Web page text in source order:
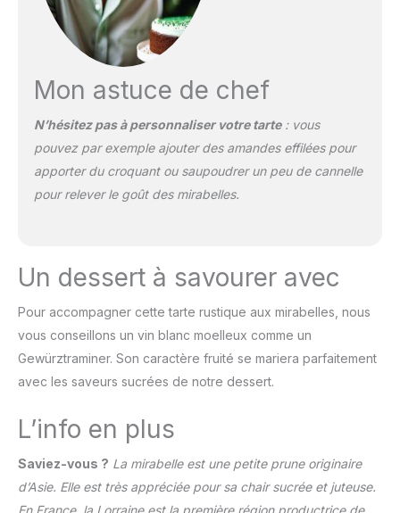
Mon astuce de chef
N’hésitez pas à personnaliser votre tarte: vous
pouvez par exemple ajouter des amandes effilées pour
apporter du croquant ou saupoudrer un peu de cannelle
pour relever le goût des mirabelles.
Un dessert à savourer avec
Pour accompagner cette tarte rustique aux mirabelles, nous
vous conseillons un vin blanc moelleux comme un
Gewürztraminer. Son caractère fruité se mariera parfaitement
avec les saveurs sucrées de notre dessert.
L’info en plus
Saviez-vous ? La mirabelle est une petite prune originaire
d’Asie. Elle est très appréciée pour sa chair sucrée et juteuse.